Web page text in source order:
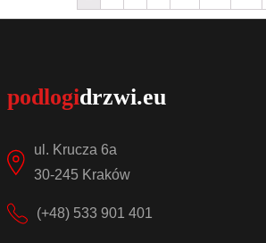
Sprawdź szczegóły
ul. Krucza 6a
30-245 Kraków
(+48) 533 901 401